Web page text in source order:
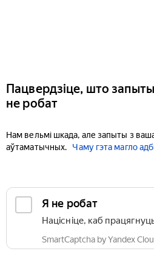
Пацвердзіце, што
не робат
Нам вельмі шкада, але запыты з
аўтаматычных.
Чаму гэта магло
Я не робат
Націсніце, каб
SmartCaptcha by Yandex